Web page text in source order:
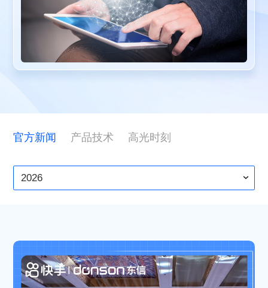
关于东信
联系东信
官方新闻 产品技术 高光时刻
2026